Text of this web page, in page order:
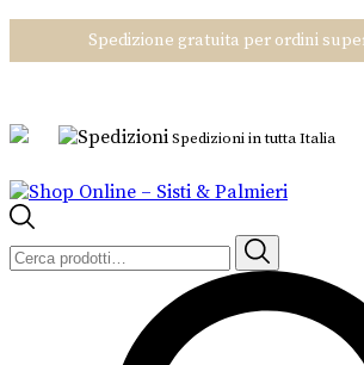
Spedizione gratuita per ordini
Spedizioni in tutta Italia
Cerca: